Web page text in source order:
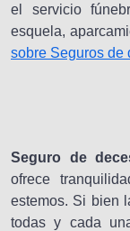
el servicio
esquela,
sobre Seguros de
Seguro de
ofrece
estemos. Si bien
todas y cada